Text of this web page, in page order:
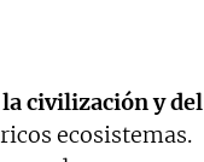
y depuración de textos.
civilización y del
ecosistemas.